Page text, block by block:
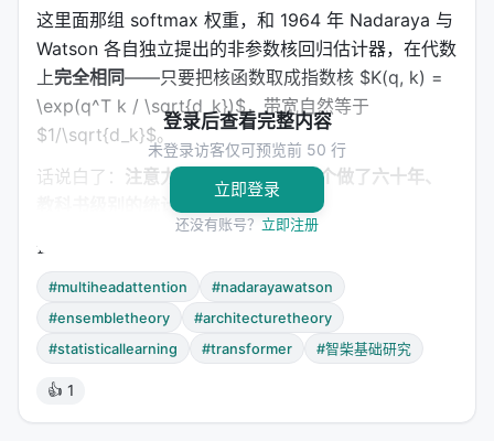
这里面那组 softmax 权重，和 1964 年 Nadaraya 与
Watson 各自独立提出的非参数核回归估计器，在代数
上完全相同——只要把核函数取成指数核 $K(q, k) =
\exp(q^T k / \sqrt{d_k})$，带宽自然等于
$1/\sqrt{d_k}$。
话说白了： 注意力机制的重心，是一个做了六十年、
教科书级别的统计学工具
这个对应非近似。它是恒等式。Fokoué 在定理 2.1 里
用"prove"这个词是严肃的：给定同样的输入，注意力
输出等于 NW 估计器输出——非"大致等于"，是精确
等于。
大，核越尖锐——模型在做更"硬"的选择，把概率质量
登录后查看完整内容
未登录访客仅可预览前 50 行
立即登录
还没有账号？ 立即注册
#multiheadattention
#nadarayawatson
#ensembletheory
#architecturetheory
#statisticallearning
#transformer #智柴基础研究
👍 1